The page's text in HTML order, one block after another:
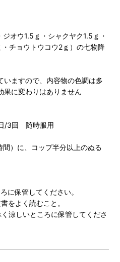
ジオウ1.5ｇ・シャクヤク1.5ｇ・
チョウトウコウ2ｇ）の七物降
いますので、内容物の色調は多
果に変わりはありません
/3回 随時服用
）に、コップ半分以上のぬる
に保管してください。
をよく読むこと。
涼しいところに保管してくださ